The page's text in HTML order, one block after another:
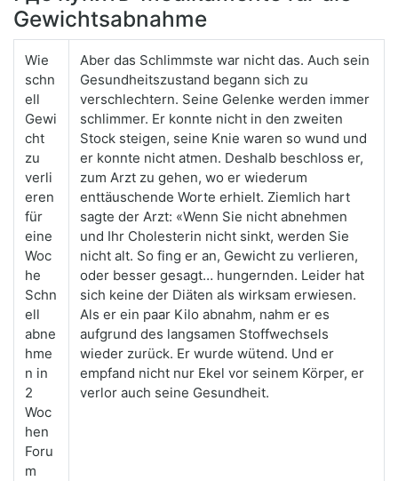
Gewichtsabnahme
Wie
schn
ell
Gewi
cht
zu
verli
eren
für
eine
Woc
he
Schn
ell
abne
hme
n in
2
Woc
hen
Foru
m
Aber das Schlimmste war nicht das. Auch sein
Gesundheitszustand begann sich zu
verschlechtern. Seine Gelenke werden immer
schlimmer. Er konnte nicht in den zweiten
Stock steigen, seine Knie waren so wund und
er konnte nicht atmen. Deshalb beschloss er,
zum Arzt zu gehen, wo er wiederum
enttäuschende Worte erhielt. Ziemlich hart
sagte der Arzt: «Wenn Sie nicht abnehmen
und Ihr Cholesterin nicht sinkt, werden Sie
nicht alt. So fing er an, Gewicht zu verlieren,
oder besser gesagt… hungernden. Leider hat
sich keine der Diäten als wirksam erwiesen.
Als er ein paar Kilo abnahm, nahm er es
aufgrund des langsamen Stoffwechsels
wieder zurück. Er wurde wütend. Und er
empfand nicht nur Ekel vor seinem Körper, er
verlor auch seine Gesundheit.